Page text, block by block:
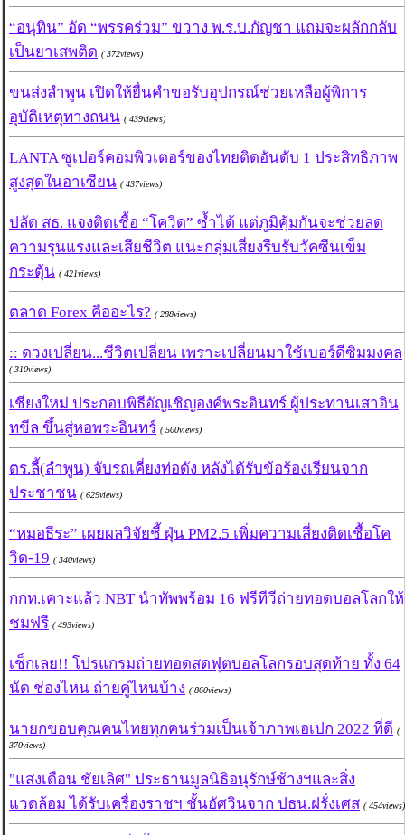
“อนุทิน” อัด “พรรคร่วม” ขวาง พ.ร.บ.กัญชา แถมจะผลักกลับ
เป็นยาเสพติด ( 372views)
ขนส่งลำพูน เปิดให้ยื่นคำขอรับอุปกรณ์ช่วยเหลือผู้พิการ
อุบัติเหตุทางถนน ( 439views)
LANTA ซูเปอร์คอมพิวเตอร์ของไทยติดอันดับ 1 ประสิทธิภาพ
สูงสุดในอาเซียน ( 437views)
ปลัด สธ. แจงติดเชื้อ “โควิด” ซ้ำได้ แต่ภูมิคุ้มกันจะช่วยลด
ความรุนแรงและเสียชีวิต แนะกลุ่มเสี่ยงรีบรับวัคซีนเข็ม
กระตุ้น ( 421views)
ตลาด Forex คืออะไร? ( 288views)
:: ดวงเปลี่ยน...ชีวิตเปลี่ยน เพราะเปลี่ยนมาใช้เบอร์ดีซิมมงคล
( 310views)
เชียงใหม่ ประกอบพิธีอัญเชิญองค์พระอินทร์ ผู้ประทานเสาอิน
ทขีล ขึ้นสู่หอพระอินทร์ ( 500views)
ตร.ลี้(ลำพูน) จับรถเคี่ยงท่อดัง หลังได้รับข้อร้องเรียนจาก
ประชาชน ( 629views)
“หมอธีระ” เผยผลวิจัยชี้ ฝุ่น PM2.5 เพิ่มความเสี่ยงติดเชื้อโค
วิด-19 ( 340views)
กกท.เคาะแล้ว NBT นำทัพพร้อม 16 ฟรีทีวีถ่ายทอดบอลโลกให้
ชมฟรี ( 493views)
เช็กเลย!! โปรแกรมถ่ายทอดสดฟุตบอลโลกรอบสุดท้าย ทั้ง 64
นัด ช่องไหน ถ่ายคู่ไหนบ้าง ( 860views)
นายกขอบคุณคนไทยทุกคนร่วมเป็นเจ้าภาพเอเปก 2022 ที่ดี (
370views)
"แสงเดือน ชัยเลิศ" ประธานมูลนิธิอนุรักษ์ช้างฯและสิ่ง
แวดล้อม ได้รับเครื่องราชฯ ชั้นอัศวินจาก ปธน.ฝรั่งเศส ( 454views)